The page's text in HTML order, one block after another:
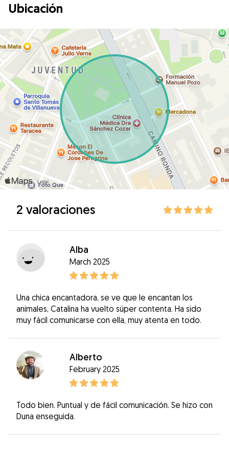
Ubicación
2 valoraciones
Alba
March 2025
Una chica encantadora, se ve que le encantan los
animales, Catalina ha vuelto súper contenta. Ha sido
muy fácil comunicarse con ella, muy atenta en todo.
Alberto
February 2025
Todo bien. Puntual y de fácil comunicación. Se hizo con
Duna enseguida.